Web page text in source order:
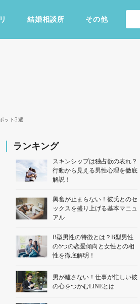
結婚相談所 その他
ット3選
ランキング
スキンシップは独占欲の表れ？
行動から見える男性心理を徹底
解説！
興奮が止まらない！彼氏とのセ
ックスを盛り上げる基本マニュ
アル
B型男性の特徴とは？B型男性
の5つの恋愛傾向と女性との相
性を徹底解明！
男が離さない！仕事が忙しい彼
の心をつかむLINEとは